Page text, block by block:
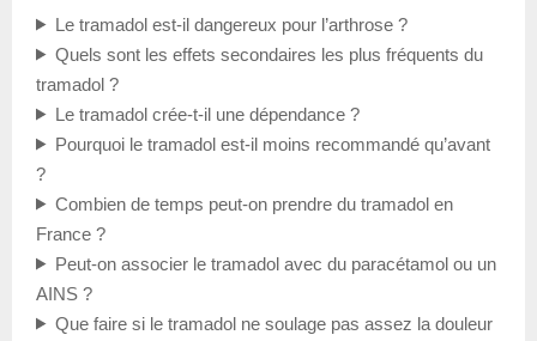
Le tramadol est-il dangereux pour l’arthrose ?
Quels sont les effets secondaires les plus fréquents du
tramadol ?
Le tramadol crée-t-il une dépendance ?
Pourquoi le tramadol est-il moins recommandé qu’avant
?
Combien de temps peut-on prendre du tramadol en
France ?
Peut-on associer le tramadol avec du paracétamol ou un
AINS ?
Que faire si le tramadol ne soulage pas assez la douleur